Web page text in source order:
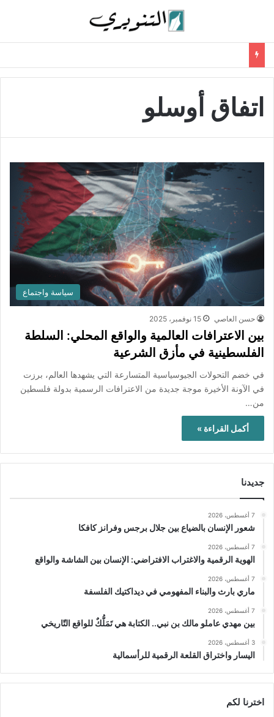
اتفاق أوسلو
سياسة واجتماع
حسن العاصي 15 نوفمبر، 2025
بين الاعترافات العالمية والواقع المحلي: السلطة
الفلسطينية في مأزق الشرعية
في خضم التحولات الجيوسياسية المتسارعة التي يشهدها العالم، برزت
في الآونة الأخيرة موجة جديدة من الاعترافات الرسمية بدولة فلسطين
من…
أكمل القراءة »
جديدنا
7 أغسطس، 2026
شعور الإنسان بالضياع بين جلال برجس وفرانز كافكا
7 أغسطس، 2026
الهوية الرقمية والاغتراب الافتراضي: الإنسان بين الشاشة والواقع
7 أغسطس، 2026
ماري بارث والبناء المفهومي في ديداكتيك الفلسفة
7 أغسطس، 2026
بين مهدي عاملو مالك بن نبي.. الكتابة هي تَمَلُّكٌ للواقع التّاريخي
3 أغسطس، 2026
اليسار واختراق القلعة الرقمية للرأسمالية
اخترنا لكم